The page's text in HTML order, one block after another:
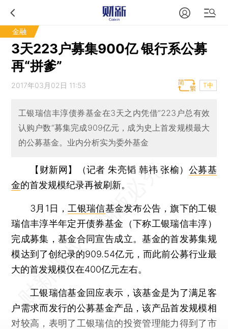
金融
3天223户募集900亿 银行系公募
再“拼爹”
2017年03月02日 11:53 T中
工银瑞信丰淳债券基金在3天之内凭借“223户总有效
认购户数“募集完成909亿元，成为史上首发规模最大
的公募基金。业内分析实为委外基金
【财新网】（记者 朱亮韬 韩祎 张榆） 公募基
金的首发规模纪录再被刷新。
3月1日， 工银瑞信基金发布公告，旗下的工银
瑞信丰淳半年定开债券基金（下称工银瑞信丰淳）
完成募集，基金合同宣告成立。基金的首发募集规
模达到了创纪录的909.54亿元，而此前公募行业最
大的首发规模仅在400亿元左右。
工银瑞信基金回应表示，该基金是为了满足客
户需求而发行的公募基金产品，该产品首发规模相
对较高，表明了工银瑞信的投资管理能力得到了市